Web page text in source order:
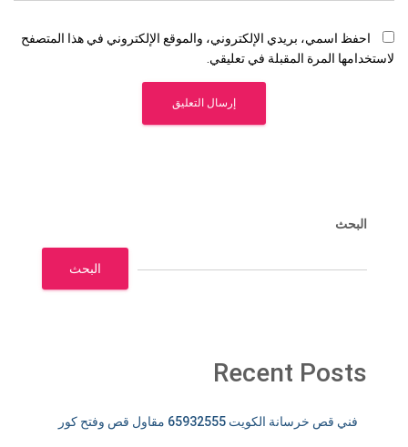
احفظ اسمي، بريدي الإلكتروني، والموقع الإلكتروني في هذا المتصفح
لاستخدامها المرة المقبلة في تعليقي.
البحث
البحث
Recent Posts
فني قص خرسانة الكويت 65932555 مقاول قص وفتح كور